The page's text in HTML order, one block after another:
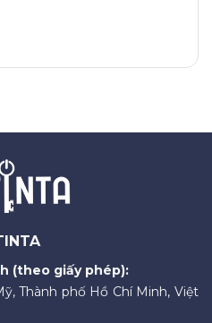
(theo giấy phép):
Thành phố Hồ Chí Minh, Việt